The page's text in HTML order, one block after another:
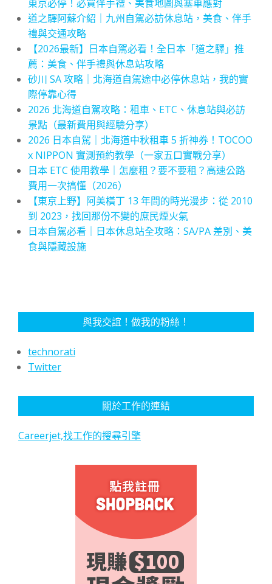
東京必停！必買伴手禮、美食地圖與塞車應對
道之驛阿蘇介紹｜九州自駕必訪休息站，美食、伴手
禮與交通攻略
【2026最新】日本自駕必看！全日本「道之驛」推
薦：美食、伴手禮與休息站攻略
砂川 SA 攻略｜北海道自駕途中必停休息站，我的實
際停靠心得
2026 北海道自駕攻略：租車、ETC、休息站與必訪
景點（最新費用與經驗分享）
2026 日本自駕｜北海道中秋租車 5 折神券！TOCOO
x NIPPON 實測預約教學（一家五口實戰分享）
日本 ETC 使用教學｜怎麼租？要不要租？高速公路
費用一次搞懂（2026）
【東京上野】阿美橫丁 13 年間的時光漫步：從 2010
到 2023，找回那份不變的庶民煙火氣
日本自駕必看｜日本休息站全攻略：SA/PA 差別、美
食與隱藏設施
與我交誼！做我的粉絲！
technorati
Twitter
關於工作的連結
Careerjet,找工作的搜尋引擎